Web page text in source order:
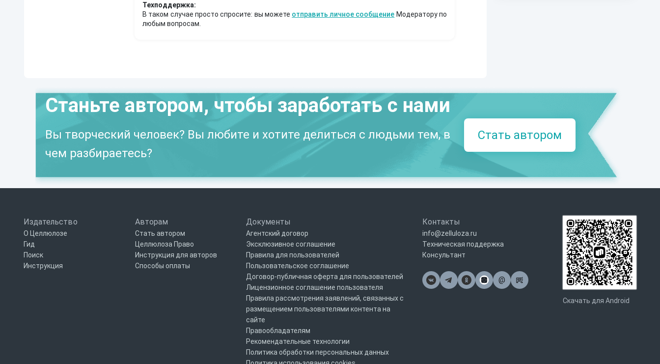
Техподдержка:
В таком случае просто спросите: вы можете отправить личное сообщение Модератору по
любым вопросам.
Станьте автором, чтобы заработать с нами
Вы творческий человек? Вы любите и хотите делиться с людьми тем, в
чем разбираетесь?
Стать автором
Издательство
О Целлюлозе
Гид
Поиск
Инструкция
Авторам
Стать автором
Целлюлоза Право
Инструкция для авторов
Способы оплаты
Документы
Агентский договор
Эксклюзивное соглашение
Правила для пользователей
Пользовательское соглашение
Договор-публичная оферта для пользователей
Лицензионное соглашение пользователя
Правила рассмотрения заявлений, связанных с
размещением пользователями контента на
сайте
Правообладателям
Рекомендательные технологии
Политика обработки персональных данных
Контакты
info@zelluloza.ru
Техническая поддержка
Консультант
@Почта
Скачать для Android